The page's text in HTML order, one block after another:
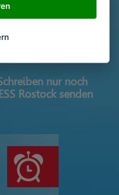
mit deinem
Unterschrift hoch
nur noch
Rostock senden